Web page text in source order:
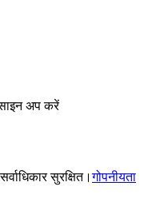
अप करें
सुरक्षित।गोपनीयता